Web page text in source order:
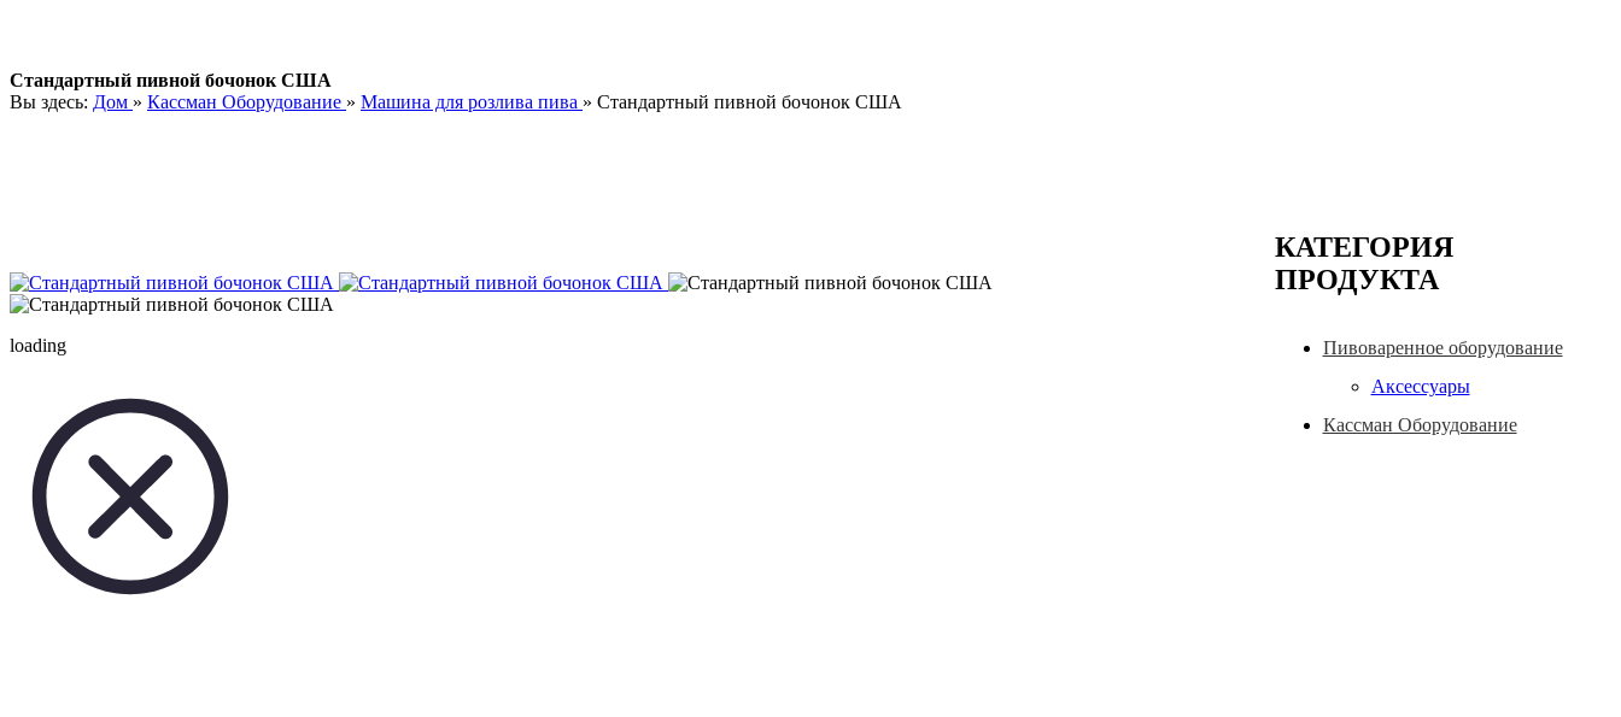
Стандартный пивной бочонок США
Вы здесь: Дом » Кассман Оборудование » Машина для розлива пива » Стандартный пивной бочонок США
loading
КАТЕГОРИЯ
ПРОДУКТА
Пивоваренное оборудование
Аксессуары
Кассман Оборудование